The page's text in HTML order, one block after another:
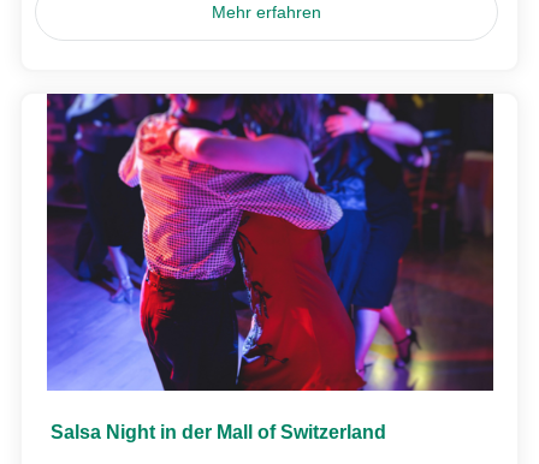
Mehr erfahren
Salsa Night in der Mall of Switzerland